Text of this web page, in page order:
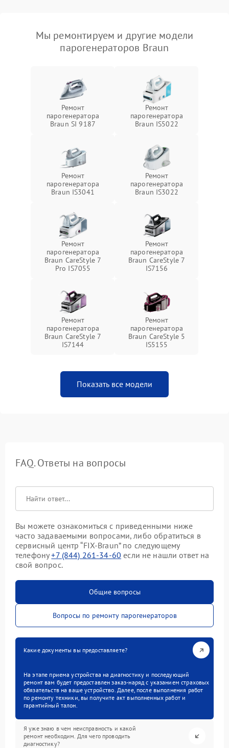
Мы ремонтируем и другие модели
парогенераторов Braun
Ремонт
парогенератора
Braun SI 9187
Ремонт
парогенератора
Braun IS5022
Ремонт
парогенератора
Braun IS3041
Ремонт
парогенератора
Braun IS3022
Ремонт
парогенератора
Braun CareStyle 7
Pro IS7055
Ремонт
парогенератора
Braun CareStyle 7
IS7156
Ремонт
парогенератора
Braun CareStyle 7
IS7144
Ремонт
парогенератора
Braun CareStyle 5
IS5155
Показать все модели
FAQ. Ответы на вопросы
Вы можете ознакомиться с приведенными ниже
часто задаваемыми вопросами, либо обратиться в
сервисный центр “FIX-Braun” по следующему
телефону+7 (844) 261-34-60 если не нашли ответ на
свой вопрос.
Общие вопросы
Вопросы по ремонту парогенераторов
Какие документы вы предоставляете?
На этапе приема устройства на диагностику и последующий
ремонт вам будет предоставлен заказ-наряд с указанием страховых
обязательств на ваше устройство. Далее, после выполнения работ
по ремонту техники, вы получите акт выполненных работ и
гарантийный талон.
Я уже знаю в чем неисправность и какой
ремонт необходим. Для чего проводить
диагностику?